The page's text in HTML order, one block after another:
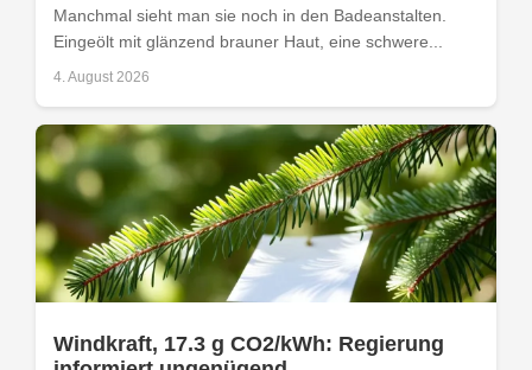
Manchmal sieht man sie noch in den Badeanstalten.
Eingeölt mit glänzend brauner Haut, eine schwere...
4. August 2026
Windkraft, 17.3 g CO2/kWh: Regierung